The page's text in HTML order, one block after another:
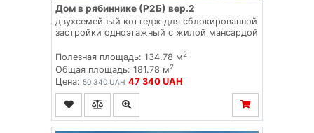
Дом в рябиннике (Р2Б) вер.2
двухсемейный коттедж для сблокированной
застройки одноэтажный с жилой мансардой
Полезная площадь: 134.78 м2
Общая площадь: 181.78 м2
Цена: 50 340 UAH 47 340 UAH